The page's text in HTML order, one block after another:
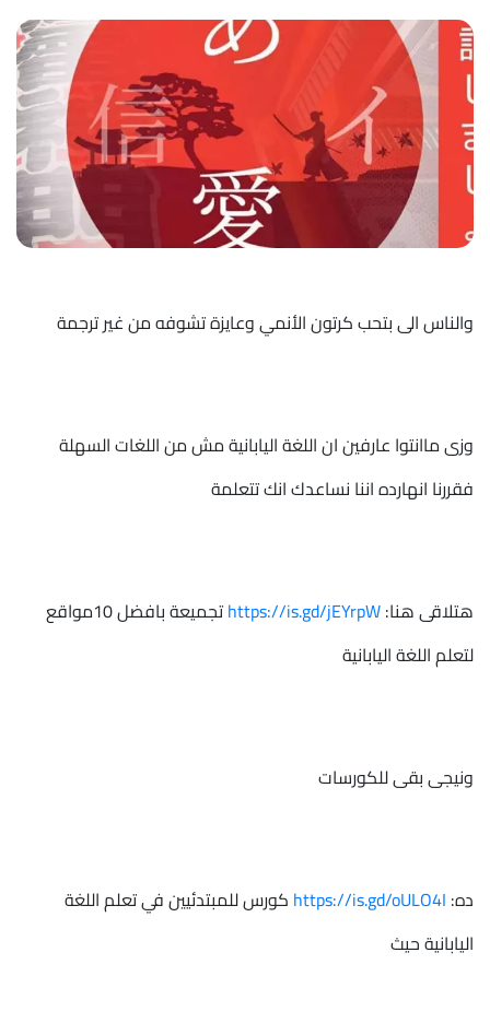
والناس الى بتحب كرتون الأنمي وعايزة تشوفه من غير ترجمة
وزى ماانتوا عارفين ان اللغة اليابانية مش من اللغات السهلة
فقررنا انهارده اننا نساعدك انك تتعلمة
هتلاقى هنا:https://is.gd/jEYrpW
تجميعة بافضل 10مواقع
لتعلم اللغة اليابانية
ونيجى بقى للكورسات
ده: https://is.gd/oULO4I كورس للمبتدئيين في تعلم اللغة
اليابانية حيث